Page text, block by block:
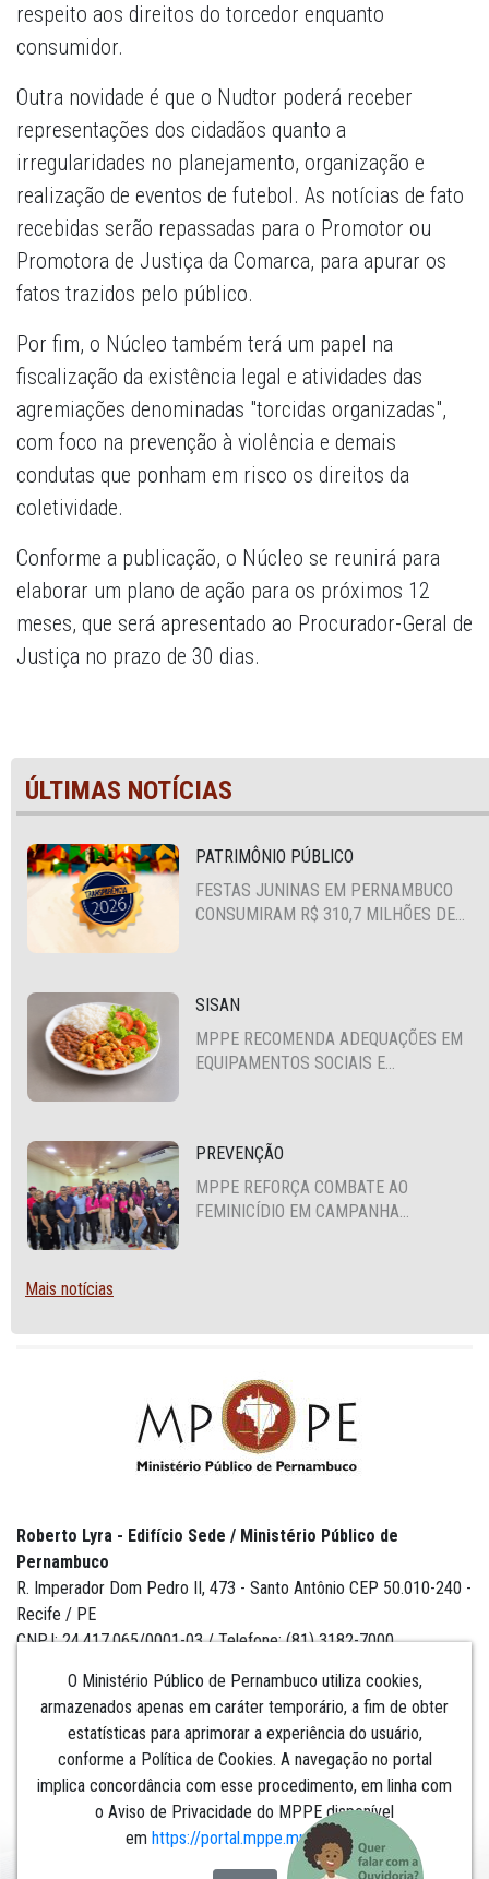
respeito aos direitos do torcedor enquanto
consumidor.
Outra novidade é que o Nudtor poderá receber
representações dos cidadãos quanto a
irregularidades no planejamento, organização e
realização de eventos de futebol. As notícias de fato
recebidas serão repassadas para o Promotor ou
Promotora de Justiça da Comarca, para apurar os
fatos trazidos pelo público.
Por fim, o Núcleo também terá um papel na
fiscalização da existência legal e atividades das
agremiações denominadas "torcidas organizadas",
com foco na prevenção à violência e demais
condutas que ponham em risco os direitos da
coletividade.
Conforme a publicação, o Núcleo se reunirá para
elaborar um plano de ação para os próximos 12
meses, que será apresentado ao Procurador-Geral de
Justiça no prazo de 30 dias.
ÚLTIMAS NOTÍCIAS
PATRIMÔNIO PÚBLICO
FESTAS JUNINAS EM PERNAMBUCO
CONSUMIRAM R$ 310,7 MILHÕES DE
SISAN
MPPE RECOMENDA ADEQUAÇÕES EM
EQUIPAMENTOS SOCIAIS E
PREVENÇÃO
MPPE REFORÇA COMBATE AO
FEMINICÍDIO EM CAMPANHA
Mais notícias
O Ministério Público de Pernambuco utiliza cookies,
armazenados apenas em caráter temporário, a fim de obter
estatísticas para aprimorar a experiência do usuário,
conforme a Política de Cookies. A navegação no portal
implica concordância com esse procedimento, em linha com
o Aviso de Privacidade do MPPE disponível
em https://portal.mppe.mp.br/lgpd.​​​​​​​
Roberto Lyra - Edifício Sede / Ministério Público de
Pernambuco
R. Imperador Dom Pedro II, 473 - Santo Antônio CEP 50.010-240 -
Recife / PE
CNPJ: 24.417.065/0001-03 / Telefone: (81) 3182-7000
Institucional
Comunicação